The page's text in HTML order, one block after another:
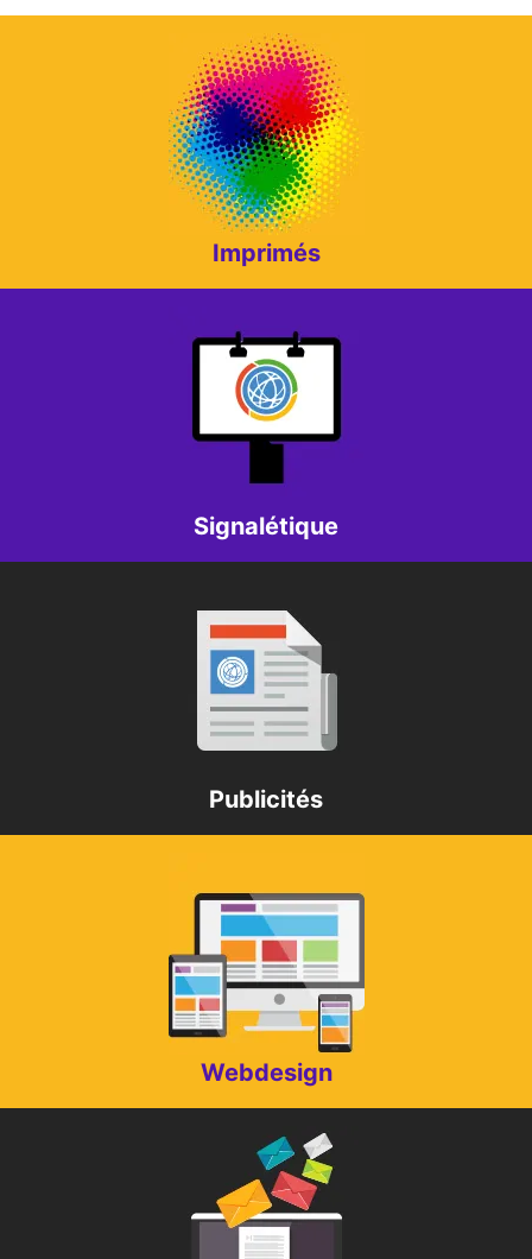
Imprimés
Signalétique
Publicités
Webdesign